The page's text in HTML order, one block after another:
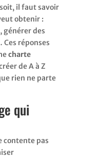
il faut savoir
obtenir :
générer des
réponses
charte
de A à Z
rien ne parte
qui
contente pas